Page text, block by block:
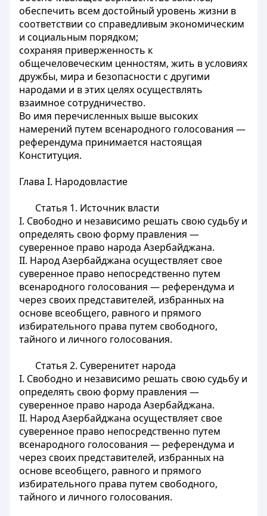
обеспечить всем достойный уровень жизни в
соответствии со справедливым экономическим
и социальным порядком;
сохраняя приверженность к
общечеловеческим ценностям, жить в условиях
дружбы, мира и безопасности с другими
народами и в этих целях осуществлять
взаимное сотрудничество.
Во имя перечисленных выше высоких
намерений путем всенародного голосования —
референдума принимается настоящая
Конституция.
Глава I. Народовластие
Статья 1. Источник власти
I. Свободно и независимо решать свою судьбу и
определять свою форму правления —
суверенное право народа Азербайджана.
II. Народ Азербайджана осуществляет свое
суверенное право непосредственно путем
всенародного голосования — референдума и
через своих представителей, избранных на
основе всеобщего, равного и прямого
избирательного права путем свободного,
тайного и личного голосования.
Статья 2. Суверенитет народа
I. Свободно и независимо решать свою судьбу и
определять свою форму правления —
суверенное право народа Азербайджана.
II. Народ Азербайджана осуществляет свое
суверенное право непосредственно путем
всенародного голосования — референдума и
через своих представителей, избранных на
основе всеобщего, равного и прямого
избирательного права путем свободного,
тайного и личного голосования.